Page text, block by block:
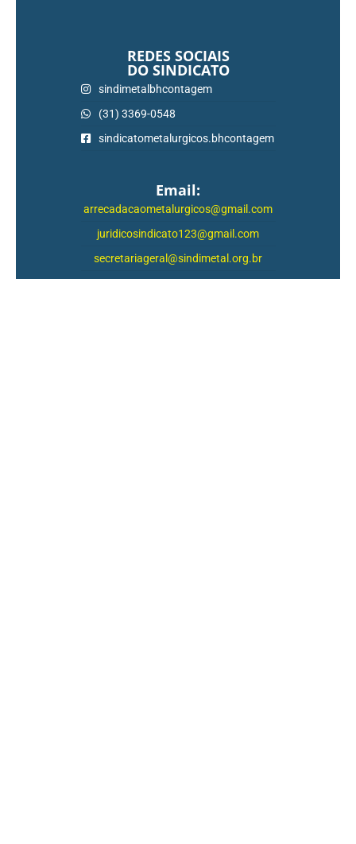
REDES SOCIAIS
DO SINDICATO
sindimetalbhcontagem
(31) 3369-0548
sindicatometalurgicos.bhcontagem
Email:
arrecadacaometalurgicos@gmail.com
juridicosindicato123@gmail.com
secretariageral@sindimetal.org.br